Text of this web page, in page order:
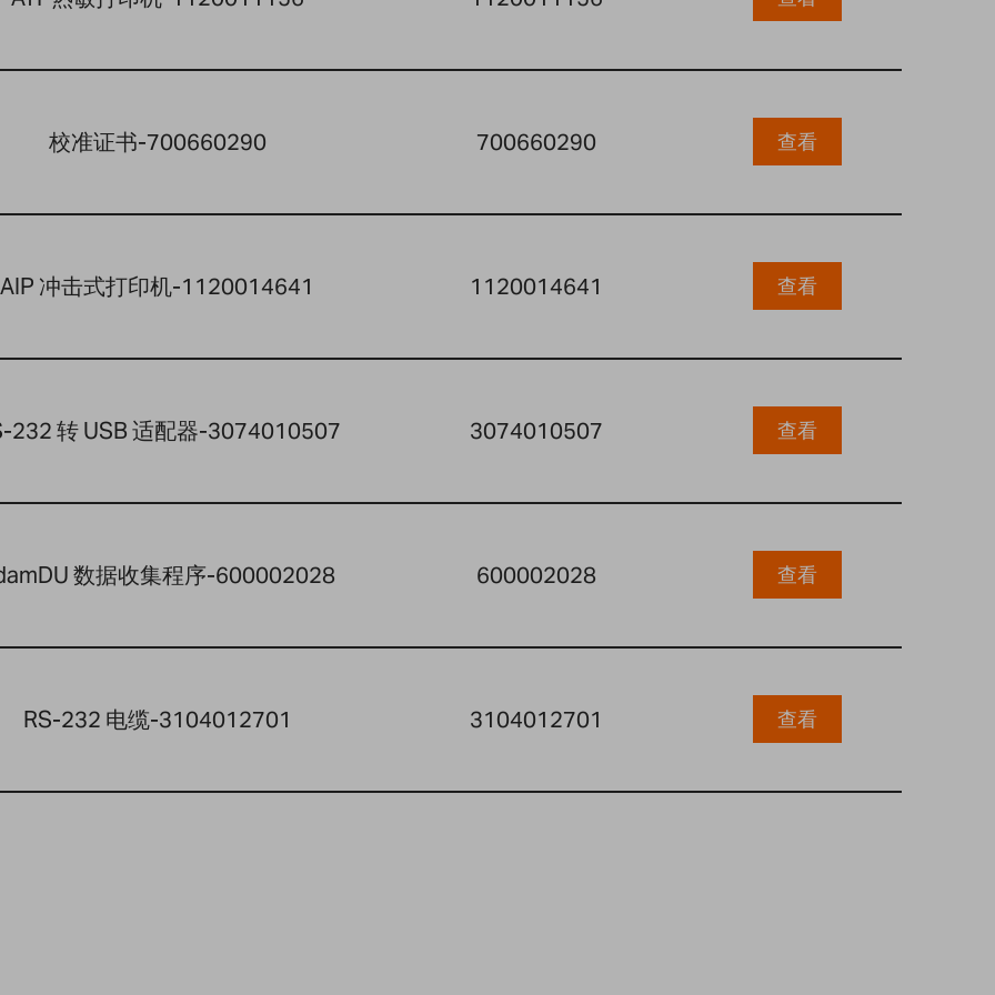
校准证书-700660290 700660290 查看
AIP 冲击式打印机-1120014641 1120014641 查看
232 转 USB 适配器-3074010507 3074010507 查看
数据收集程序-600002028 600002028 查看
RS-232 电缆-3104012701 3104012701 查看